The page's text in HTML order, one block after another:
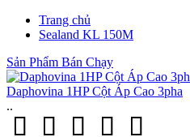
Trang chủ
Sealand KL 150M
Sản Phẩm Bán Chạy
Daphovina 1HP Cột Áp Cao 3pha
..